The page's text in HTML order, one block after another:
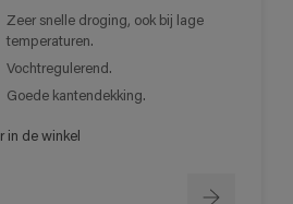
Zeer snelle droging, ook bij lage
temperaturen.
Vochtregulerend.
Goede kantendekking.
in de winkel